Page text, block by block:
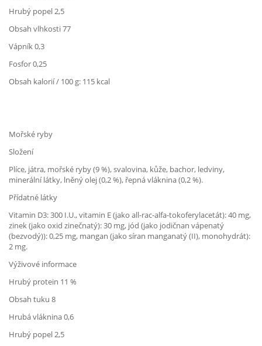
Hrubý popel 2,5
Obsah vlhkosti 77
Vápník 0,3
Fosfor 0,25
Obsah kalorií / 100 g: 115 kcal
Mořské ryby
Složení
Plíce, játra, mořské ryby (9 %), svalovina, kůže, bachor, ledviny,
minerální látky, lněný olej (0,2 %), řepná vláknina (0,2 %).
Přídatné látky
Vitamin D3: 300 I.U., vitamin E (jako all-rac-alfa-tokoferylacetát): 40 mg,
zinek (jako oxid zinečnatý): 30 mg, jód (jako jodičnan vápenatý
(bezvodý)): 0,25 mg, mangan (jako síran manganatý (II), monohydrát):
2 mg.
Výživové informace
Hrubý protein 11 %
Obsah tuku 8
Hrubá vláknina 0,6
Hrubý popel 2,5